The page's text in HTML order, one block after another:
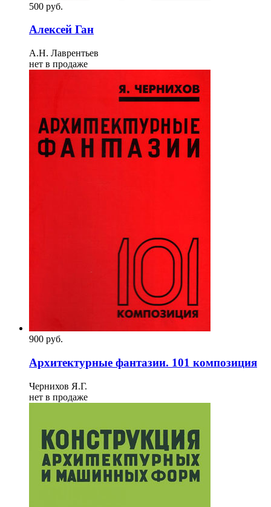
500 pуб.
Алексей Ган
А.Н. Лаврентьев
нет в продаже
900 pуб.
Архитектурные фантазии. 101 композиция
Чернихов Я.Г.
нет в продаже